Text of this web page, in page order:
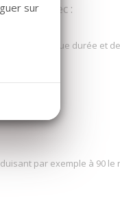
durée avec :
longue durée et
par exemple à 90 le
sur